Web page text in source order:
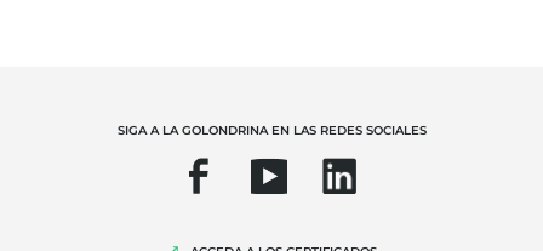
Agricultura sostenible
Calidad y seguridad alimentaria
SIGA A LA GOLONDRINA EN LAS REDES SOCIALES